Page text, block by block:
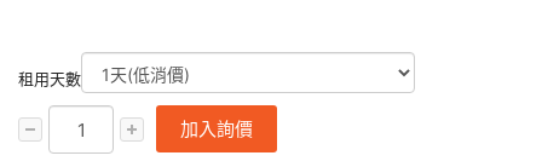
租用天數
加入詢價